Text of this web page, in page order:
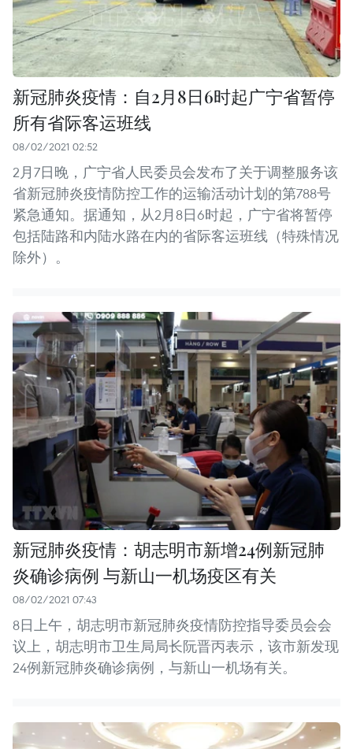
新冠肺炎疫情：自2月8日6时起广宁省暂停
所有省际客运班线
08/02/2021 02:52
2月7日晚，广宁省人民委员会发布了关于调整服务该
省新冠肺炎疫情防控工作的运输活动计划的第788号
紧急通知。据通知，从2月8日6时起，广宁省将暂停
包括陆路和内陆水路在内的省际客运班线（特殊情况
除外）。
新冠肺炎疫情：胡志明市新增24例新冠肺
炎确诊病例 与新山一机场疫区有关
08/02/2021 07:43
8日上午，胡志明市新冠肺炎疫情防控指导委员会会
议上，胡志明市卫生局局长阮晋丙表示，该市新发现
24例新冠肺炎确诊病例，与新山一机场有关。